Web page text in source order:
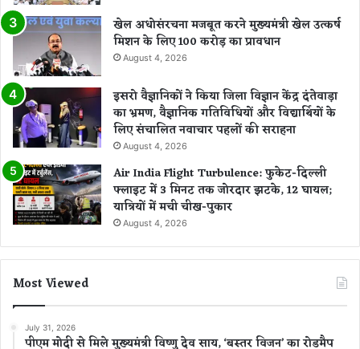
खेल अधोसंरचना मजबूत करने मुख्यमंत्री खेल उत्कर्ष
मिशन के लिए 100 करोड़ का प्रावधान
August 4, 2026
इसरो वैज्ञानिकों ने किया जिला विज्ञान केंद्र दंतेवाड़ा
का भ्रमण, वैज्ञानिक गतिविधियों और विद्यार्थियों के
लिए संचालित नवाचार पहलों की सराहना
August 4, 2026
Air India Flight Turbulence: फुकेट-दिल्ली
फ्लाइट में 3 मिनट तक जोरदार झटके, 12 घायल;
यात्रियों में मची चीख-पुकार
August 4, 2026
Most Viewed
July 31, 2026
पीएम मोदी से मिले मुख्यमंत्री विष्णु देव साय, ‘बस्तर विजन’ का रोडमैप